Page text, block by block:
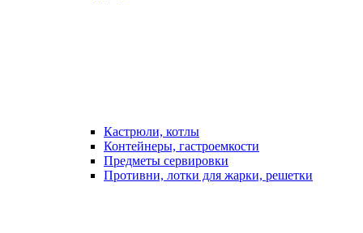
Кастрюли, котлы
Контейнеры, гастроемкости
Предметы сервировки
Противни, лотки для жарки, решетки